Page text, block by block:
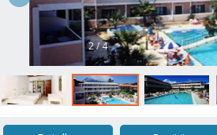
2 / 4